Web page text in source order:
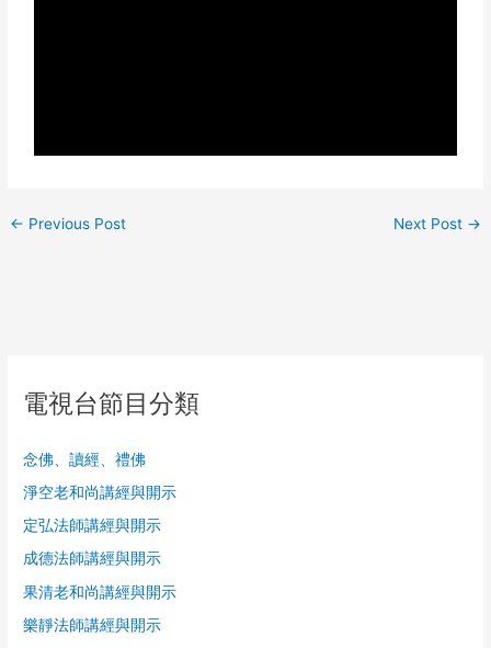
← Previous Post Next Post →
電視台節目分類
念佛、讀經、禮佛
淨空老和尚講經與開示
定弘法師講經與開示
成德法師講經與開示
果清老和尚講經與開示
樂靜法師講經與開示